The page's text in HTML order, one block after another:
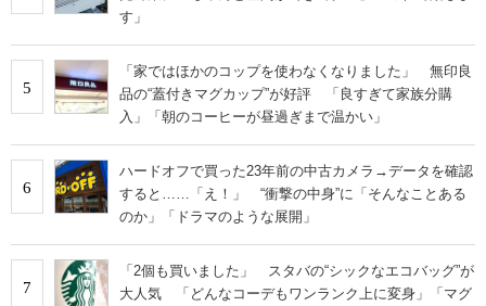
す」
5
「家ではほかのコップを使わなくなりました」 無印良
品の“蓋付きマグカップ”が好評 「良すぎて家族分購
入」「朝のコーヒーが昼過ぎまで温かい」
6
ハードオフで買った23年前の中古カメラ→データを確認
すると……「え！」 “衝撃の中身”に「そんなことある
のか」「ドラマのような展開」
7
「2個も買いました」 スタバの“シックなエコバッグ”が
大人気 「どんなコーデもワンランク上に変身」「マグ